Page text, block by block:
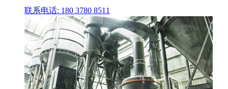
联系电话: 180 3780 8511